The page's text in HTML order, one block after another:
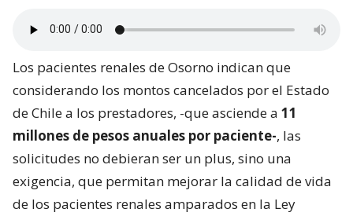
Los pacientes renales de Osorno indican que
considerando los montos cancelados por el Estado
de Chile a los prestadores, -que asciende a 11
millones de pesos anuales por paciente-, las
solicitudes no debieran ser un plus, sino una
exigencia, que permitan mejorar la calidad de vida
de los pacientes renales amparados en la Ley